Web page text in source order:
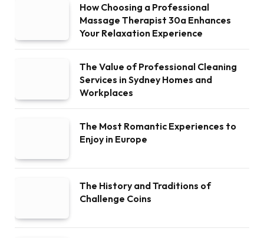
How Choosing a Professional
Massage Therapist 30a Enhances
Your Relaxation Experience
The Value of Professional Cleaning
Services in Sydney Homes and
Workplaces
The Most Romantic Experiences to
Enjoy in Europe
The History and Traditions of
Challenge Coins